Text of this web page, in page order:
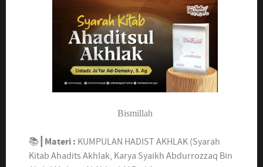
Bismillah
📚┃ Materi : KUMPULAN HADIST AKHLAK (Syarah
Kitab Ahadits Akhlak, Karya Syaikh Abdurrozzaq Bin